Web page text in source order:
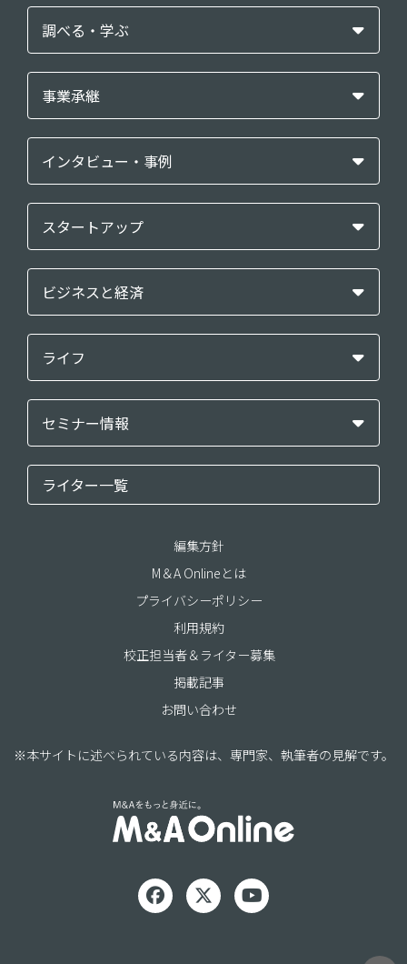
調べる・学ぶ
事業承継
インタビュー・事例
スタートアップ
ビジネスと経済
ライフ
セミナー情報
ライター一覧
編集方針
M＆A Onlineとは
プライバシーポリシー
利用規約
校正担当者＆ライター募集
掲載記事
お問い合わせ
※本サイトに述べられている内容は、専門家、執筆者の見解です。